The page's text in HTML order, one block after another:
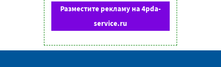
Разместите рекламу на 4pda-
service.ru